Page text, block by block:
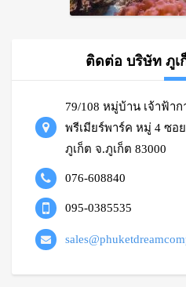
ติดต่อ บริษัท ภูเ
79/108 หมู่บ้าน เจ้าฟ้าก
พรีเมียร์พาร์ค หมู่ 4 ซอ
ภูเก็ต จ.ภูเก็ต 83000
076-608840
095-0385535